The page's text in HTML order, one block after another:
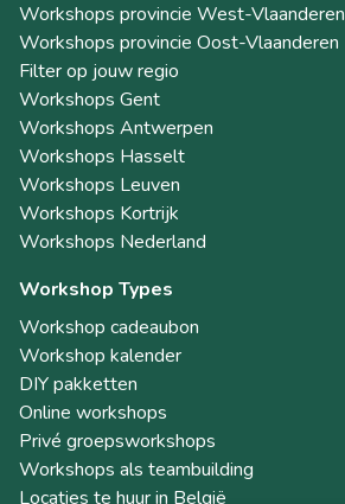
Workshops provincie West-Vlaanderen
Workshops provincie Oost-Vlaanderen
Filter op jouw regio
Workshops Gent
Workshops Antwerpen
Workshops Hasselt
Workshops Leuven
Workshops Kortrijk
Workshops Nederland
Workshop Types
Workshop cadeaubon
Workshop kalender
DIY pakketten
Online workshops
Privé groepsworkshops
Workshops als teambuilding
Locaties te huur in België